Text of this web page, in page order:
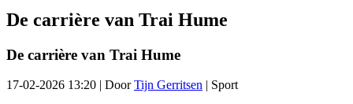
De carrière van Trai Hume
De carrière van Trai Hume
17-02-2026 13:20 | DoorTijn Gerritsen | Sport